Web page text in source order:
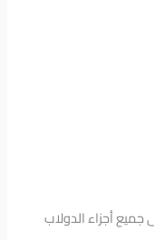
أجزاء الدولاب